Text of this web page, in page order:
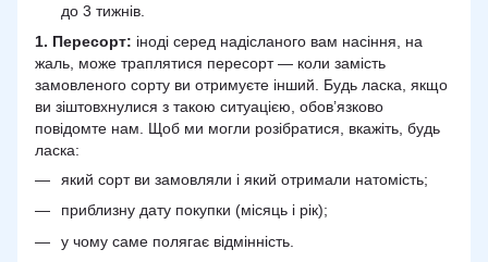
до 3 тижнів.
1. Пересорт: іноді серед надісланого вам насіння, на
жаль, може траплятися пересорт — коли замість
замовленого сорту ви отримуєте інший. Будь ласка, якщо
ви зіштовхнулися з такою ситуацією, обов’язково
повідомте нам. Щоб ми могли розібратися, вкажіть, будь
ласка:
який сорт ви замовляли і який отримали натомість;
приблизну дату покупки (місяць і рік);
у чому саме полягає відмінність.